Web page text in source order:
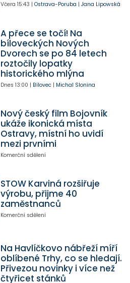
Včera 15:43 | Ostrava-Poruba | Jana Lipowská
A přece se točí! Na
bíloveckých Nových
Dvorech se po 84 letech
roztočily lopatky
historického mlýna
Dnes 13:00 | Bílovec| Michal Slonina
Nový český film Bojovník
ukáže ikonická místa
Ostravy, místní ho uvidí
mezi prvními
Komerční sdělení
STOW Karviná rozšiřuje
výrobu, přijme 40
zaměstnanců
Komerční sdělení
Na Havlíčkovo nábřeží míří
oblíbené Trhy, co se hledají.
Přivezou novinky i více než
čtyřicet stánků